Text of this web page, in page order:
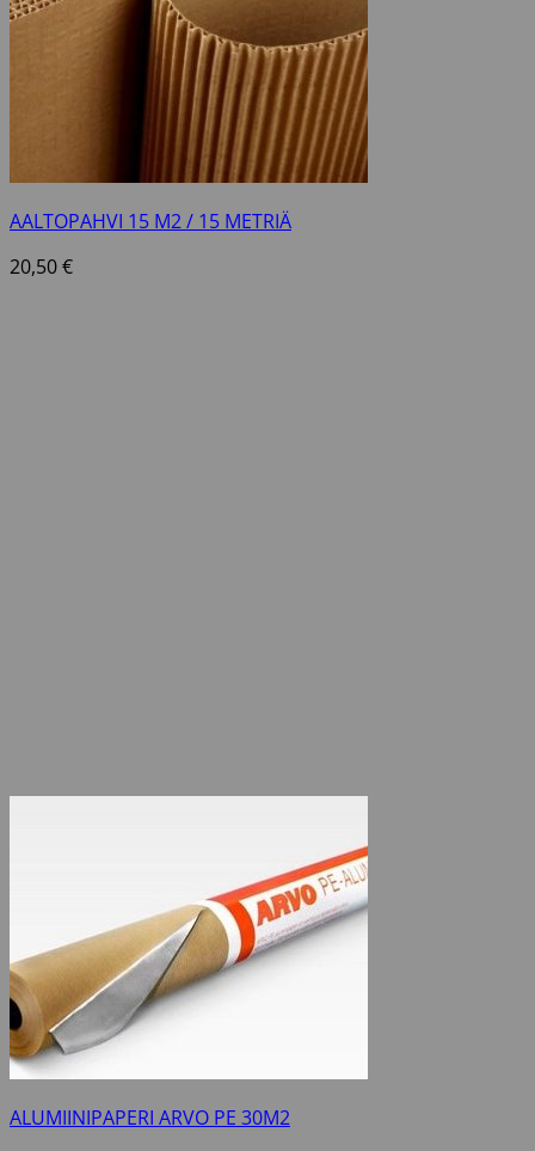
AALTOPAHVI 15 M2 / 15 METRIÄ
20,50€
ALUMIINIPAPERI ARVO PE 30M2